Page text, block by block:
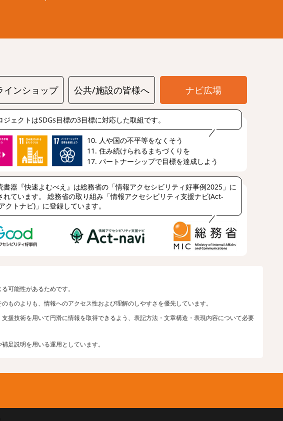
インショップ 公共/施設の皆様へ ナビ広場
ジェクトはSDGs目標の3目標に対応した取組です。
10. 人や国の不平等をなくそう
11. 住み続けられるまちづくりを
17. パートナーシップで目標を達成しよう
書器『快速よむべえ』は総務省の「情報アクセシビリティ好事例2025」に
れています。 総務省の取り組み「情報アクセシビリティ支援ナビ(Act-
クトナビ)」に登録しています。
可能性があるためです。
のよりも、情報へのアクセス性および理解のしやすさを優先しています。
援技術を用いて円滑に情報を取得できるよう、表記方法・文章構造・表現内容について必要
足説明を用いる運用としています。